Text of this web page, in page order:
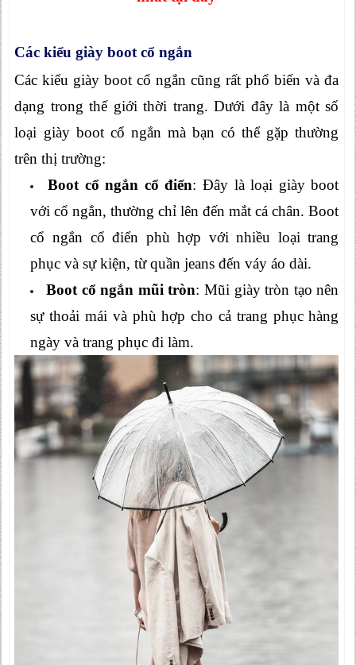
Các kiểu giày boot cổ ngắn
Các kiểu giày boot cổ ngắn cũng rất phổ biến và đa
dạng trong thế giới thời trang. Dưới đây là một số
loại giày boot cổ ngắn mà bạn có thể gặp thường
trên thị trường:
Boot cổ ngắn cổ điển: Đây là loại giày boot
với cổ ngắn, thường chỉ lên đến mắt cá chân. Boot
cổ ngắn cổ điển phù hợp với nhiều loại trang
phục và sự kiện, từ quần jeans đến váy áo dài.
Boot cổ ngắn mũi tròn: Mũi giày tròn tạo nên
sự thoải mái và phù hợp cho cả trang phục hàng
ngày và trang phục đi làm.